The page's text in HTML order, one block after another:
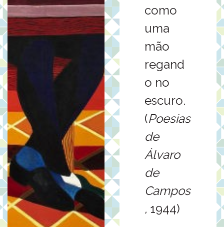
como
uma
mão
regand
o no
escuro.
(Poesias
de
Álvaro
de
Campos
, 1944)